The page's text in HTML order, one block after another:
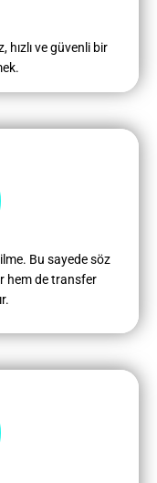
hızlı ve güvenli bir
Bu sayede söz
hem de transfer